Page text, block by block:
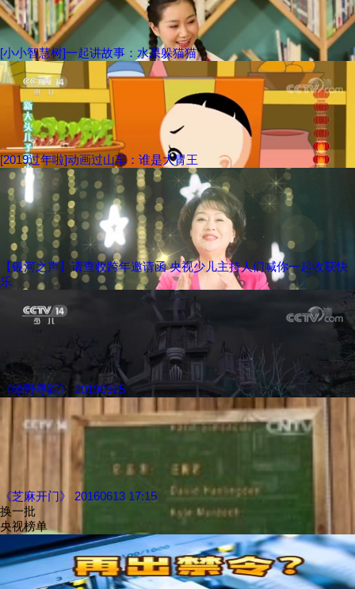
[小小智慧树]一起讲故事：水果躲猫猫
[2019过年啦]动画过山车：谁是大胃王
【银河之声】请查收跨年邀请函 央视少儿主持人们喊你一起收获快
乐
《绿野寻踪》 20190925
《芝麻开门》 20160613 17:15
换一批
央视榜单